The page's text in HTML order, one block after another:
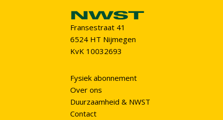
Fransestraat 41
6524 HT Nijmegen
KvK 10032693
Fysiek abonnement
Over ons
Duurzaamheid & NWST
Contact